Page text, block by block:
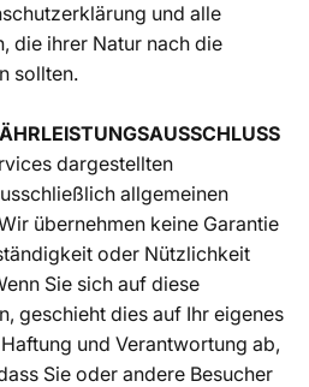
und alle
die ihrer Natur nach die
sollten.
dargestellten
allgemeinen
übernehmen keine Garantie
oder Nützlichkeit
Sie sich auf diese
geschieht dies auf Ihr eigenes
und Verantwortung ab,
Sie oder andere Besucher